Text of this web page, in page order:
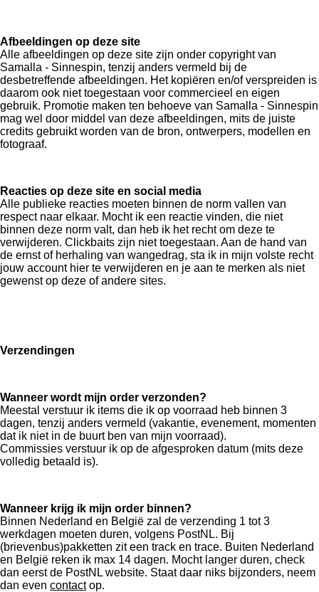
Afbeeldingen op deze site
Alle afbeeldingen op deze site zijn onder copyright van
Samalla - Sinnespin, tenzij anders vermeld bij de
desbetreffende afbeeldingen. Het kopiëren en/of verspreiden is
daarom ook niet toegestaan voor commercieel en eigen
gebruik. Promotie maken ten behoeve van Samalla - Sinnespin
mag wel door middel van deze afbeeldingen, mits de juiste
credits gebruikt worden van de bron, ontwerpers, modellen en
fotograaf.
Reacties op deze site en social media
Alle publieke reacties moeten binnen de norm vallen van
respect naar elkaar. Mocht ik een reactie vinden, die niet
binnen deze norm valt, dan heb ik het recht om deze te
verwijderen. Clickbaits zijn niet toegestaan. Aan de hand van
de ernst of herhaling van wangedrag, sta ik in mijn volste recht
jouw account hier te verwijderen en je aan te merken als niet
gewenst op deze of andere sites.
Verzendingen
Wanneer wordt mijn order verzonden?
Meestal verstuur ik items die ik op voorraad heb binnen 3
dagen, tenzij anders vermeld (vakantie, evenement, momenten
dat ik niet in de buurt ben van mijn voorraad).
Commissies verstuur ik op de afgesproken datum (mits deze
volledig betaald is).
Wanneer krijg ik mijn order binnen?
Binnen Nederland en België zal de verzending 1 tot 3
werkdagen moeten duren, volgens PostNL. Bij
(brievenbus)pakketten zit een track en trace. Buiten Nederland
en België reken ik max 14 dagen. Mocht langer duren, check
dan eerst de PostNL website. Staat daar niks bijzonders, neem
dan even contactop.